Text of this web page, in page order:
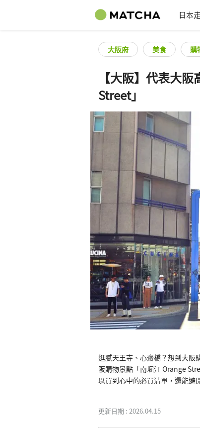
日本
大阪府 美食 購
【大阪】代表大
Street」
逛膩天王寺、心齋橋？想到大阪
阪購物景點「南堀江 Orange
以買到心中的必買清單，還能避
更新日期 : 2026.04.15